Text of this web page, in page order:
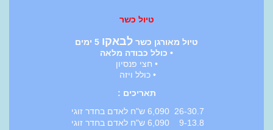
טיול כשר
טיול מאורגן כשר לבאקו
• כולל כבודה מלאה
• חצי פנסיון
• כולל ויזה
תאריכים :
26-30.7 6,090 ש"ח לאדם בחדר זוגי
9-13.8 6,090 ש"ח לאדם בחדר זוגי